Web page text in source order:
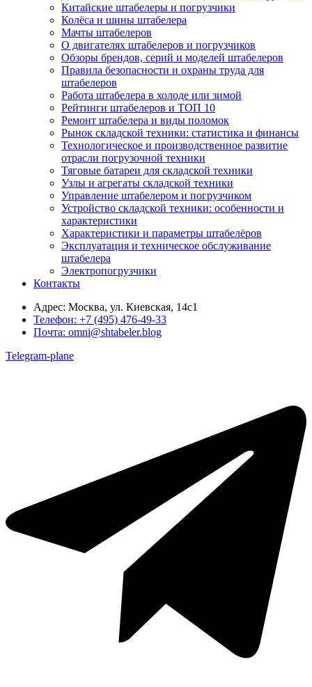
Китайские штабелеры и погрузчики
Колёса и шины штабелера
Мачты штабелеров
О двигателях штабелеров и погрузчиков
Обзоры брендов, серий и моделей штабелеров
Правила безопасности и охраны труда для
штабелеров
Работа штабелера в холоде или зимой
Рейтинги штабелеров и ТОП 10
Ремонт штабелера и виды поломок
Рынок складской техники: статистика и финансы
Технологическое и производственное развитие
отрасли погрузочной техники
Тяговые батареи для складской техники
Узлы и агрегаты складской техники
Управление штабелером и погрузчиком
Устройство складской техники: особенности и
характеристики
Характеристики и параметры штабелёров
Эксплуатация и техническое обслуживание
штабелера
Электропогрузчики
Контакты
Адрес: Москва, ул. Киевская, 14с1
Телефон: +7 (495) 476-49-33
Почта: omni@shtabeler.blog
Telegram-plane